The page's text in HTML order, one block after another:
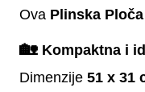
Ova Plinska
🏡 Kompaktna i
Dimenzije51 x 31